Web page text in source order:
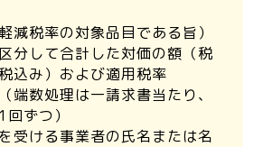
減税率の対象品目である旨）
分して合計した対価の額（税
込み）および適用税率
端数処理は一請求書当たり、
ずつ）
受ける事業者の氏名または名